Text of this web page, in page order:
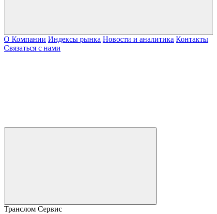
О Компании Индексы рынка Новости и аналитика Контакты
Связаться с нами
Транслом Сервис